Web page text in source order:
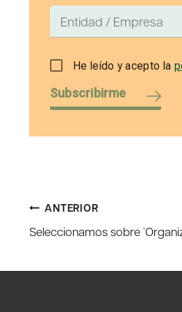
He leído y acepto la
Subscribirme
Navegación
de
entradas
ANTERIOR
Seleccionamos sobre